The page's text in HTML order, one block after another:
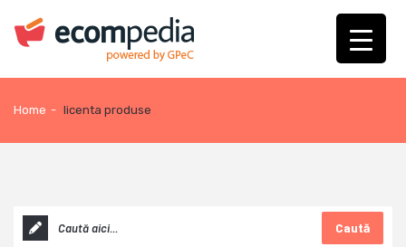
Home - licenta produse
Caută